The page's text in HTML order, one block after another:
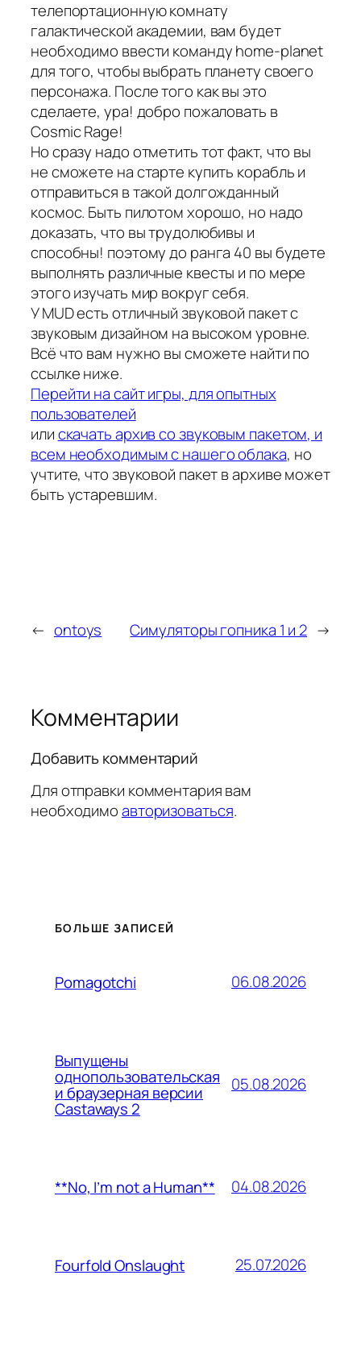
телепортационную комнату
галактической академии, вам будет
необходимо ввести команду home-planet
для того, чтобы выбрать планету своего
персонажа. После того как вы это
сделаете, ура! добро пожаловать в
Cosmic Rage!
Но сразу надо отметить тот факт, что вы
не сможете на старте купить корабль и
отправиться в такой долгожданный
космос. Быть пилотом хорошо, но надо
доказать, что вы трудолюбивы и
способны! поэтому до ранга 40 вы будете
выполнять различные квесты и по мере
этого изучать мир вокруг себя.
У MUD есть отличный звуковой пакет с
звуковым дизайном на высоком уровне.
Всё что вам нужно вы сможете найти по
ссылке ниже.
Перейти на сайт игры, для опытных
пользователей
илискачать архив со звуковым пакетом, и
всем необходимым с нашего облака, но
учтите, что звуковой пакет в архиве может
быть устаревшим.
← ontoys Симуляторы гопника 1 и 2 →
Комментарии
Добавить комментарий
Для отправки комментария вам
необходимоавторизоваться.
БОЛЬШЕ ЗАПИСЕЙ
Pomagotchi 06.08.2026
Выпущены
однопользовательская
и браузерная версии
Castaways 2
05.08.2026
**No, I’m not a Human** 04.08.2026
Fourfold Onslaught 25.07.2026